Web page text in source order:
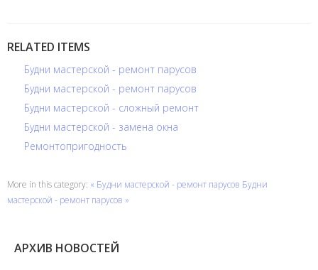
RELATED ITEMS
Будни мастерской - ремонт парусов
Будни мастерской - ремонт парусов
Будни мастерской - сложный ремонт
Будни мастерской - замена окна
Ремонтопригодность
More in this category: « Будни мастерской - ремонт парусов Будни
мастерской - ремонт парусов »
АРХИВ НОВОСТЕЙ